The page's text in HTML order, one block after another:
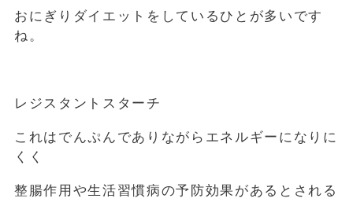
おにぎりダイエットをしているひとが多いです
ね。
レジスタントスターチ
これはでんぷんでありながらエネルギーになりに
くく
整腸作用や生活習慣病の予防効果があるとされる